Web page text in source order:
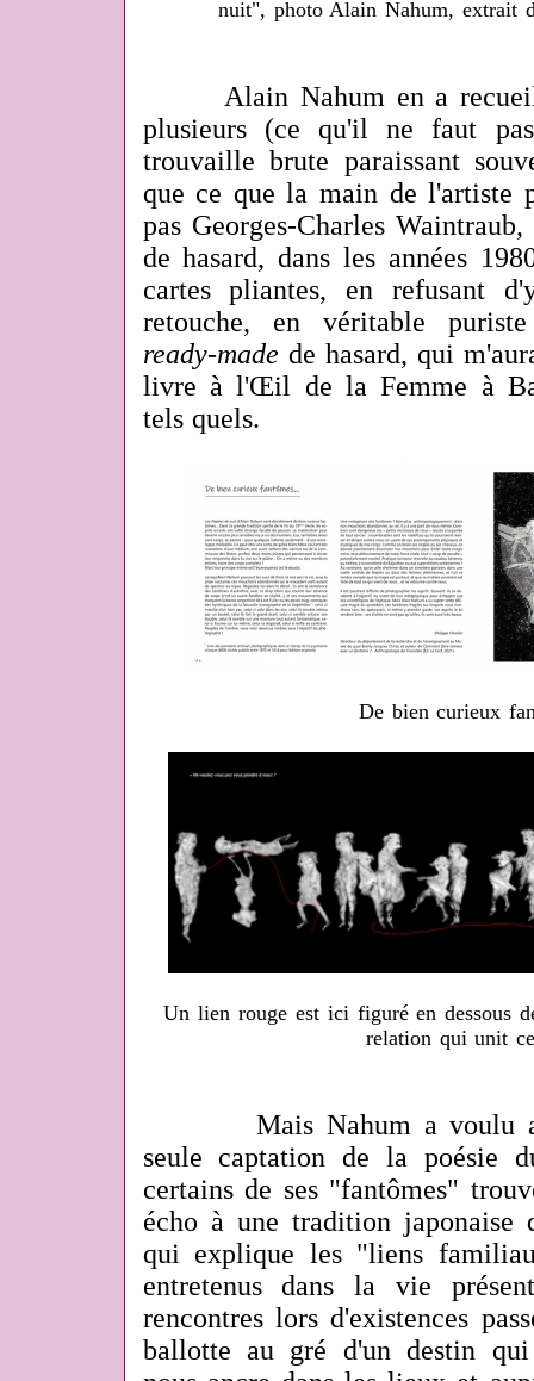
nuit", photo Alain Nahum, extrait
Alain Nahum en a
plusieurs (ce qu'il ne faut
trouvaille brute paraissant
que ce que la main de l'artiste
pas Georges-Charles
de hasard, dans les années
cartes pliantes, en refusant
retouche, en véritable
ready-made de hasard, qui
livre à l'Œil de la Femme à
tels quels.
De bien curieux
Un lien rouge est ici figuré en dessous
relation qui unit
Mais Nahum a voulu
seule captation de la poésie
certains de ses "fantômes"
écho à une tradition
qui explique les "liens
entretenus dans la vie
rencontres lors d'existences
ballotte au gré d'un destin